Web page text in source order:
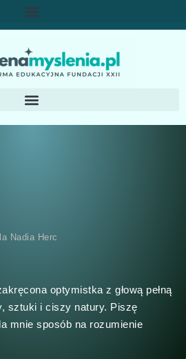
Nadia Herc
optymistka z głową pełną
sztuki i ciszy natury. Piszę
mnie sposób na rozumienie